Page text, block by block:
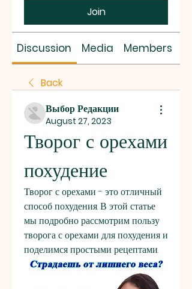
Join
Discussion Media Members
Back
Выбор Редакции
August 27, 2023
Творог с орехами
похудение
Творог с орехами - это отличный
способ похудения. В этой статье
мы подробно рассмотрим пользу
творога с орехами для похудения и
поделимся простыми рецептами.